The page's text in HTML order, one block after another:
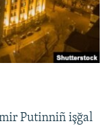
Putinniñ işğal